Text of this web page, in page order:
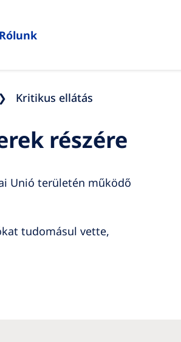
Rólunk
Kritikus ellátás
részére
Unió területén működő
tudomásul vette,